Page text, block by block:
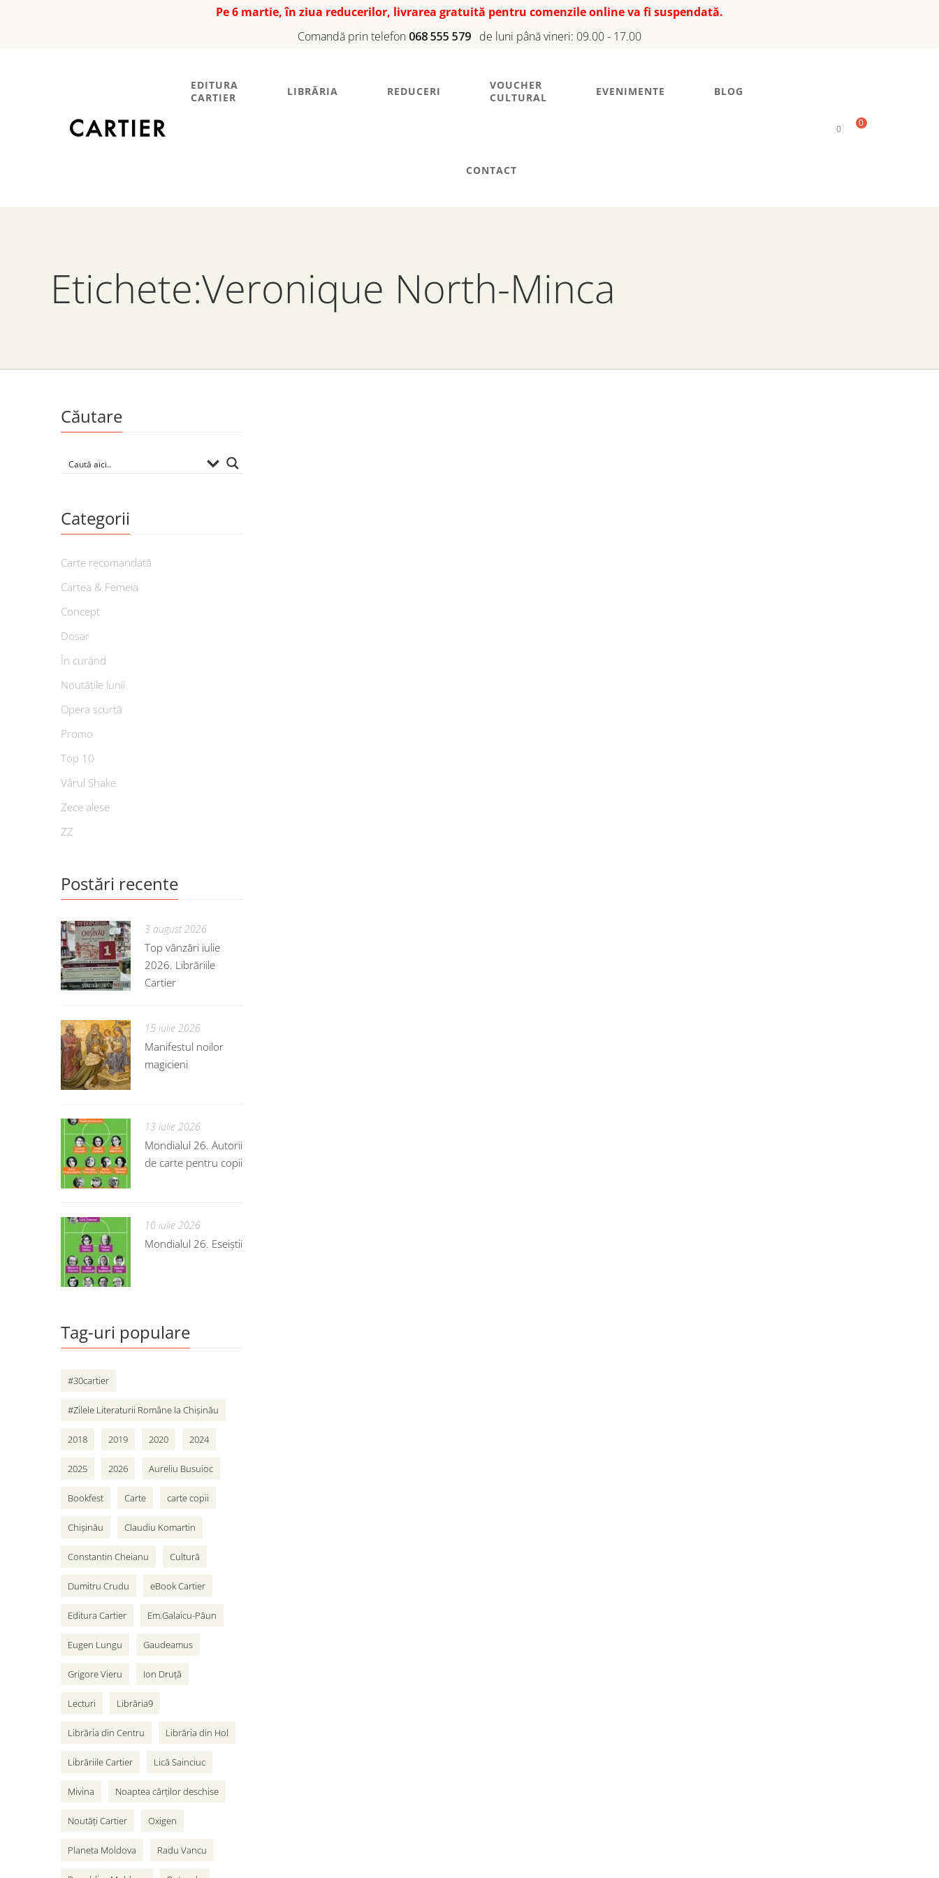
Pe 6 martie, în ziua reducerilor, livrarea gratuită pentru comenzile online va fi suspendată.
Comandă prin telefon 068 555 579 de luni până vineri: 09.00 - 17.00
EDITURA
CARTIER
LIBRĂRIA REDUCERI
VOUCHER
CULTURAL
EVENIMENTE BLOG
CONTACT
0
0
Etichete:Veronique North-Minca
Căutare
Categorii
Carte recomandată
Cartea & Femeia
Concept
Dosar
În curând
Noutățile lunii
Opera scurtă
Promo
Top 10
Vărul Shake
Zece alese
ZZ
Postări recente
3 august 2026
Top vânzări iulie
2026. Librăriile
Cartier
15 iulie 2026
Manifestul noilor
magicieni
13 iulie 2026
Mondialul 26. Autorii
de carte pentru copii
10 iulie 2026
Mondialul 26. Eseiștii
Tag-uri populare
#30cartier
#Zilele Literaturii Române la Chișinău
2018 2019 2020 2024
2025 2026 Aureliu Busuioc
Bookfest Carte carte copii
Chișinău Claudiu Komartin
Constantin Cheianu Cultură
Dumitru Crudu eBook Cartier
Editura Cartier Em.Galaicu-Păun
Eugen Lungu Gaudeamus
Grigore Vieru Ion Druță
Lecturi Librăria9
Librăria din Centru Librăria din Hol
Librăriile Cartier Lică Sainciuc
Mivina Noaptea cărților deschise
Noutăți Cartier Oxigen
Planeta Moldova Radu Vancu